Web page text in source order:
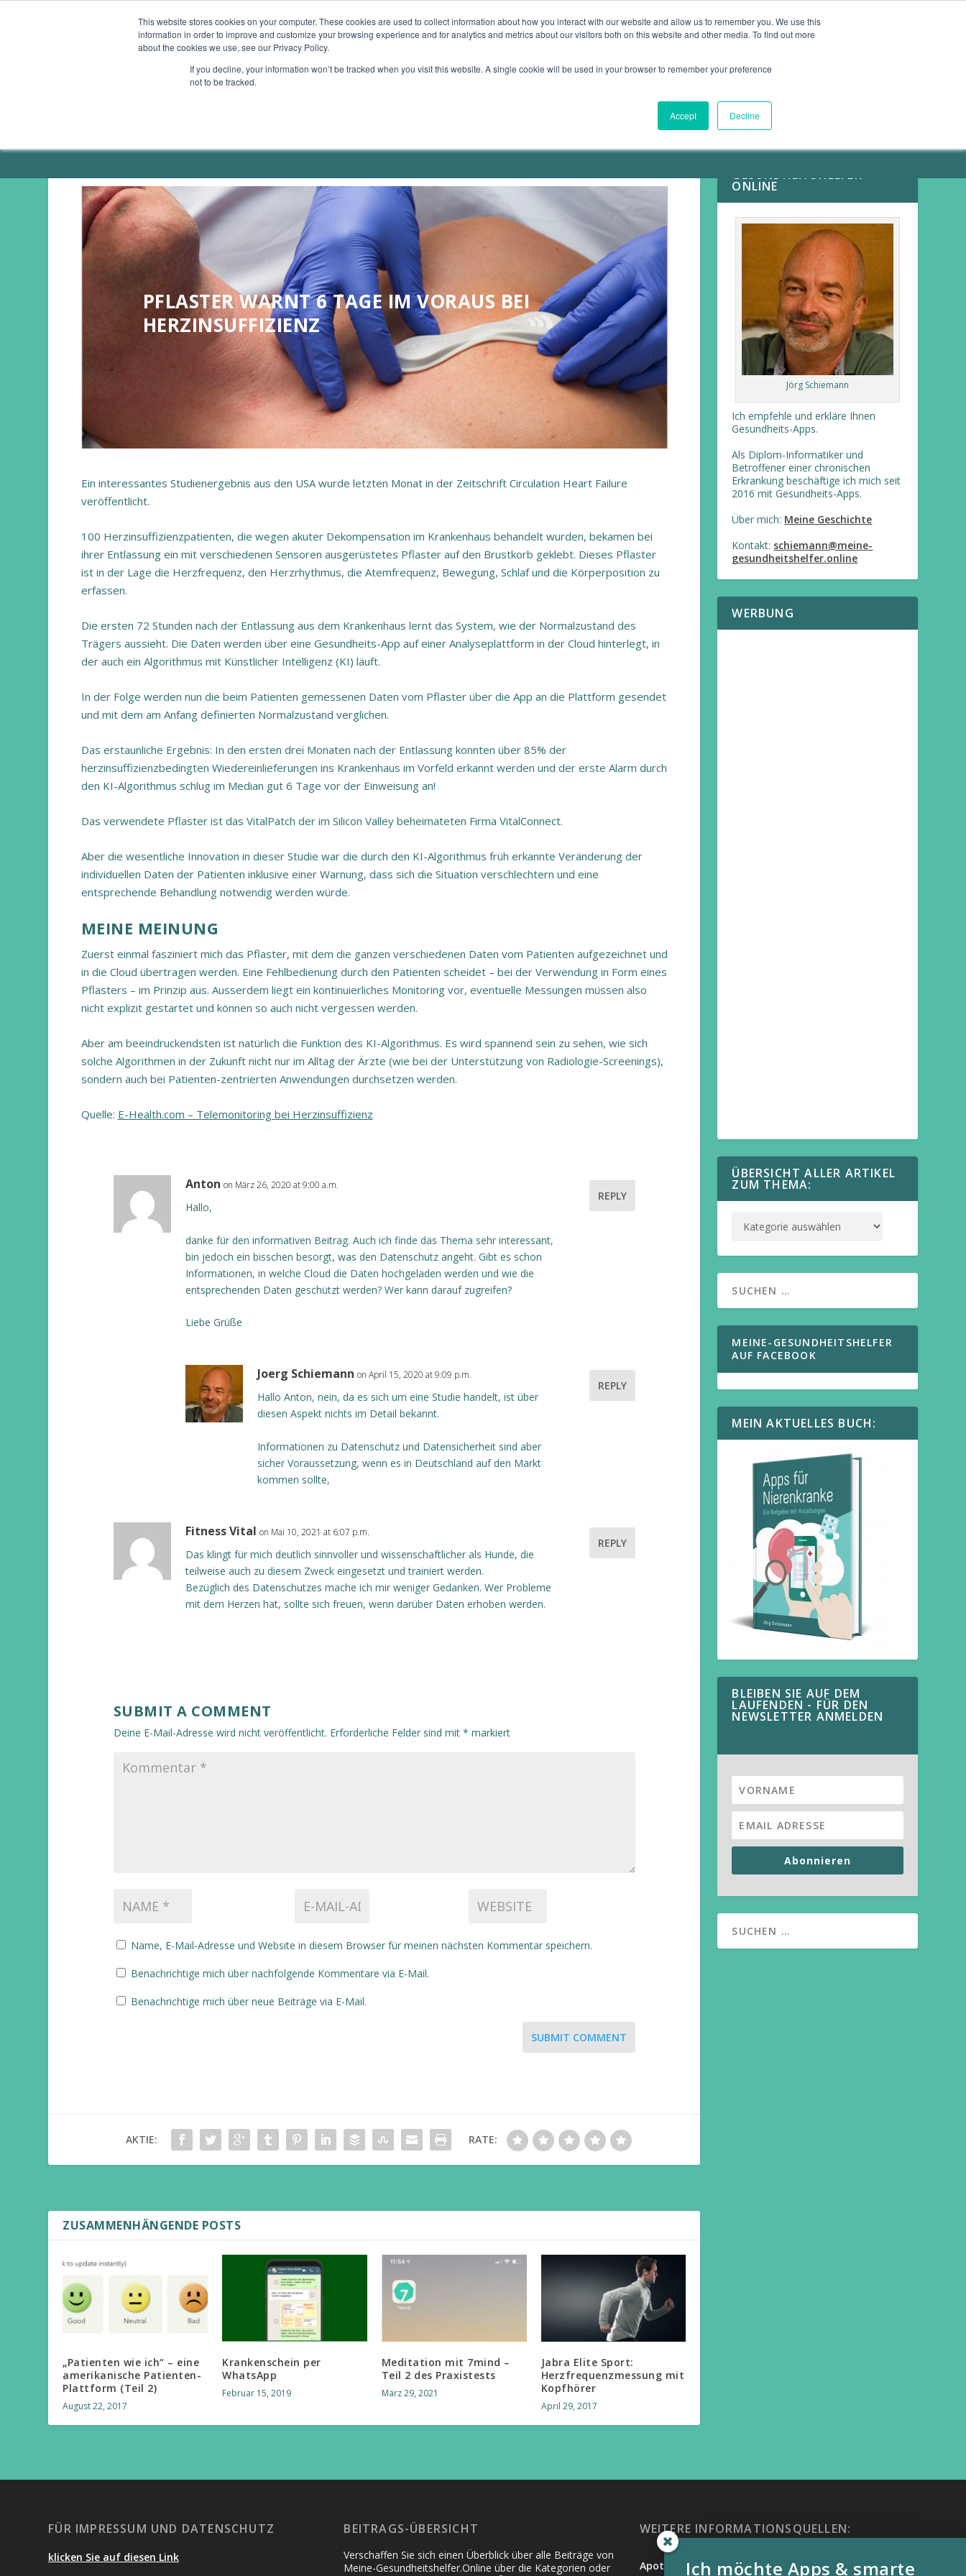
This website stores cookies on your computer. These cookies are used to collect information about how you interact with our website and allow us to remember you. We use this
information in order to improve and customize your browsing experience and for analytics and metrics about our visitors both on this website and other media. To find out more
about the cookies we use, see our Privacy Policy.
If you decline, your information won’t be tracked when you visit this website. A single cookie will be used in your browser to remember your preference
not to be tracked.
Accept Decline
GESUNDHEITS-APPS SMARTE GERÄTE MEIN ANGEBOT
PFLASTER WARNT 6 TAGE IM VORAUS BEI
HERZINSUFFIZIENZ
Ein interessantes Studienergebnis aus den USA wurde letzten Monat in der Zeitschrift Circulation Heart Failure
veröffentlicht.
100 Herzinsuffizienzpatienten, die wegen akuter Dekompensation im Krankenhaus behandelt wurden, bekamen bei
ihrer Entlassung ein mit verschiedenen Sensoren ausgerüstetes Pflaster auf den Brustkorb geklebt. Dieses Pflaster
ist in der Lage die Herzfrequenz, den Herzrhythmus, die Atemfrequenz, Bewegung, Schlaf und die Körperposition zu
erfassen.
Die ersten 72 Stunden nach der Entlassung aus dem Krankenhaus lernt das System, wie der Normalzustand des
Trägers aussieht. Die Daten werden über eine Gesundheits-App auf einer Analyseplattform in der Cloud hinterlegt, in
der auch ein Algorithmus mit Künstlicher Intelligenz (KI) läuft.
In der Folge werden nun die beim Patienten gemessenen Daten vom Pflaster über die App an die Plattform gesendet
und mit dem am Anfang definierten Normalzustand verglichen.
Das erstaunliche Ergebnis: In den ersten drei Monaten nach der Entlassung konnten über 85% der
herzinsuffizienzbedingten Wiedereinlieferungen ins Krankenhaus im Vorfeld erkannt werden und der erste Alarm durch
den KI-Algorithmus schlug im Median gut 6 Tage vor der Einweisung an!
Das verwendete Pflaster ist das VitalPatch der im Silicon Valley beheimateten Firma VitalConnect.
Aber die wesentliche Innovation in dieser Studie war die durch den KI-Algorithmus früh erkannte Veränderung der
individuellen Daten der Patienten inklusive einer Warnung, dass sich die Situation verschlechtern und eine
entsprechende Behandlung notwendig werden würde.
MEINE MEINUNG
Zuerst einmal fasziniert mich das Pflaster, mit dem die ganzen verschiedenen Daten vom Patienten aufgezeichnet und
in die Cloud übertragen werden. Eine Fehlbedienung durch den Patienten scheidet – bei der Verwendung in Form eines
Pflasters – im Prinzip aus. Ausserdem liegt ein kontinuierliches Monitoring vor, eventuelle Messungen müssen also
nicht explizit gestartet und können so auch nicht vergessen werden.
Aber am beeindruckendsten ist natürlich die Funktion des KI-Algorithmus. Es wird spannend sein zu sehen, wie sich
solche Algorithmen in der Zukunft nicht nur im Alltag der Ärzte (wie bei der Unterstützung von Radiologie-Screenings),
sondern auch bei Patienten-zentrierten Anwendungen durchsetzen werden.
Quelle: E-Health.com – Telemonitoring bei Herzinsuffizienz
Anton on März 26, 2020 at 9:00 a.m.
Hallo,
danke für den informativen Beitrag. Auch ich finde das Thema sehr interessant,
bin jedoch ein bisschen besorgt, was den Datenschutz angeht. Gibt es schon
Informationen, in welche Cloud die Daten hochgeladen werden und wie die
entsprechenden Daten geschützt werden? Wer kann darauf zugreifen?
Liebe Grüße
REPLY
Joerg Schiemann on April 15, 2020 at 9:09 p.m.
Hallo Anton, nein, da es sich um eine Studie handelt, ist über
diesen Aspekt nichts im Detail bekannt.
Informationen zu Datenschutz und Datensicherheit sind aber
sicher Voraussetzung, wenn es in Deutschland auf den Markt
kommen sollte,
REPLY
Fitness Vital on Mai 10, 2021 at 6:07 p.m.
Das klingt für mich deutlich sinnvoller und wissenschaftlicher als Hunde, die
teilweise auch zu diesem Zweck eingesetzt und trainiert werden.
Bezüglich des Datenschutzes mache ich mir weniger Gedanken. Wer Probleme
mit dem Herzen hat, sollte sich freuen, wenn darüber Daten erhoben werden.
REPLY
SUBMIT A COMMENT
Deine E-Mail-Adresse wird nicht veröffentlicht. Erforderliche Felder sind mit * markiert
Name, E-Mail-Adresse und Website in diesem Browser für meinen nächsten Kommentar speichern.
Benachrichtige mich über nachfolgende Kommentare via E-Mail.
Benachrichtige mich über neue Beiträge via E-Mail.
SUBMIT COMMENT
AKTIE: RATE:
ZUSAMMENHÄNGENDE POSTS
„Patienten wie ich“ – eine
amerikanische Patienten-
Plattform (Teil 2)
August 22, 2017
Krankenschein per
WhatsApp
Februar 15, 2019
Meditation mit 7mind –
Teil 2 des Praxistests
März 29, 2021
Jabra Elite Sport:
Herzfrequenzmessung mit
Kopfhörer
April 29, 2017
GESUNDHEITSHELFER
ONLINE
Jörg Schiemann
Ich empfehle und erkläre Ihnen
Gesundheits-Apps.
Als Diplom-Informatiker und
Betroffener einer chronischen
Erkrankung beschäftige ich mich seit
2016 mit Gesundheits-Apps.
Über mich: Meine Geschichte
Kontakt: schiemann@meine-
gesundheitshelfer.online
WERBUNG
ÜBERSICHT ALLER ARTIKEL
ZUM THEMA:
MEINE-GESUNDHEITSHELFER
AUF FACEBOOK
MEIN AKTUELLES BUCH:
BLEIBEN SIE AUF DEM
LAUFENDEN - FÜR DEN
NEWSLETTER ANMELDEN
Abonnieren
FÜR IMPRESSUM UND DATENSCHUTZ
klicken Sie auf diesen Link
BEITRAGS-ÜBERSICHT
Verschaffen Sie sich einen Überblick über alle Beiträge von
Meine-Gesundheitshelfer.Online über die Kategorien oder
WEITERE INFORMATIONSQUELLEN:
Apotheken Umschau
Ich möchte Apps & smarte